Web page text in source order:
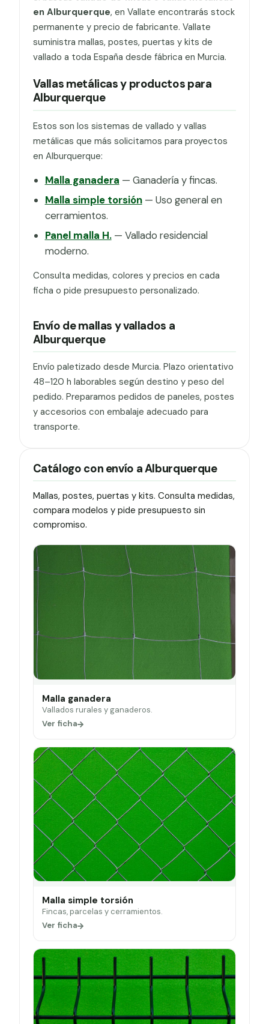
en Alburquerque, en Vallate encontrarás stock
permanente y precio de fabricante. Vallate
suministra mallas, postes, puertas y kits de
vallado a toda España desde fábrica en Murcia.
Vallas metálicas y productos para
Alburquerque
Estos son los sistemas de vallado y vallas
metálicas que más solicitamos para proyectos
en Alburquerque:
Malla ganadera — Ganadería y fincas.
Malla simple torsión— Uso general en
cerramientos.
Panel malla H.— Vallado residencial
moderno.
Consulta medidas, colores y precios en cada
ficha o pide presupuesto personalizado.
Envío de mallas y vallados a
Alburquerque
Envío paletizado desde Murcia. Plazo orientativo
48–120 h laborables según destino y peso del
pedido. Preparamos pedidos de paneles, postes
y accesorios con embalaje adecuado para
transporte.
Catálogo con envío a Alburquerque
Mallas, postes, puertas y kits. Consulta medidas,
compara modelos y pide presupuesto sin
compromiso.
Malla ganadera
Vallados rurales y ganaderos.
Ver ficha
Malla simple torsión
Fincas, parcelas y cerramientos.
Ver ficha